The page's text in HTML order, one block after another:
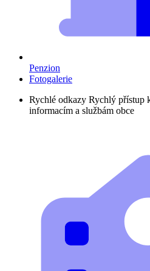
Penzion
Fotogalerie
Rychlé odkazy Rychlý přístup
informacím a službám obce